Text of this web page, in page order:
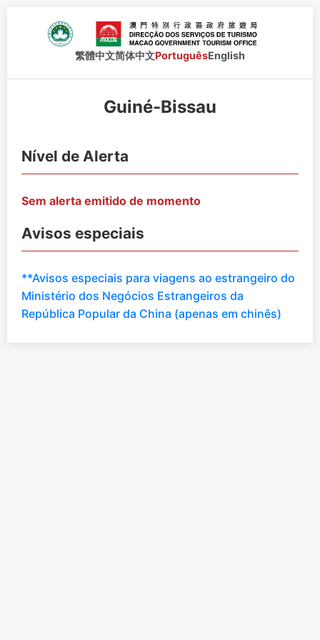
繁體中文简体中文PortuguêsEnglish
Guiné-Bissau
Nível de Alerta
Sem alerta emitido de momento
Avisos especiais
**Avisos especiais para viagens ao estrangeiro do
Ministério dos Negócios Estrangeiros da
República Popular da China (apenas em chinês)